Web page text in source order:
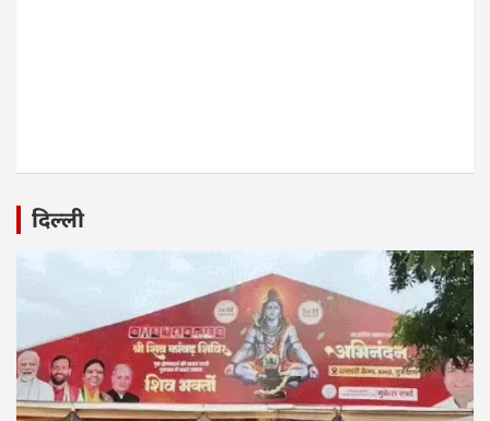
दिल्ली